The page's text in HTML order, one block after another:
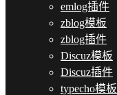
emlog插件
zblog模板
zblog插件
Discuz模板
Discuz插件
typecho模板